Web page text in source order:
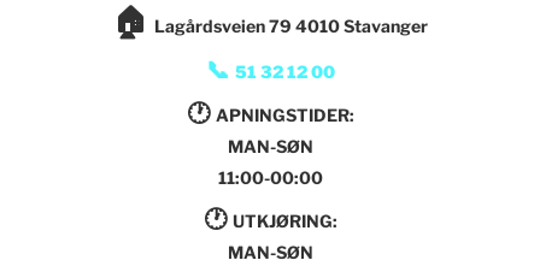
🏠 Lagårdsveien 79 4010 Stavanger
📞 51 32 12 00
🕐 APNINGSTIDER:
MAN-SØN
11:00-00:00
🕐 UTKJØRING:
MAN-SØN